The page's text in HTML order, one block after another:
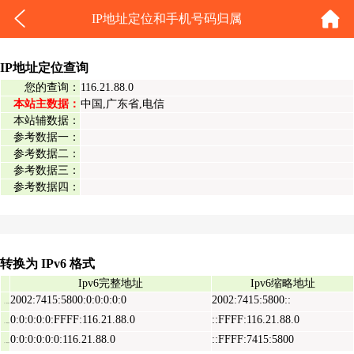
IP地址定位和手机号码归属
IP地址定位查询
您的查询： 116.21.88.0
本站主数据： 中国,广东省,电信
本站辅数据：
参考数据一：
参考数据二：
参考数据三：
参考数据四：
转换为 IPv6 格式
Ipv6完整地址 Ipv6缩略地址
2002:7415:5800:0:0:0:0:0 2002:7415:5800::
0:0:0:0:0:FFFF:116.21.88.0 ::FFFF:116.21.88.0
0:0:0:0:0:0:116.21.88.0 ::FFFF:7415:5800